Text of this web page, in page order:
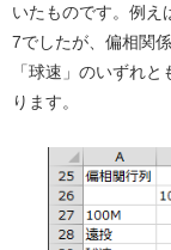
いたものです。例え
7でしたが、偏相関
「球速」のいずれ
ります。